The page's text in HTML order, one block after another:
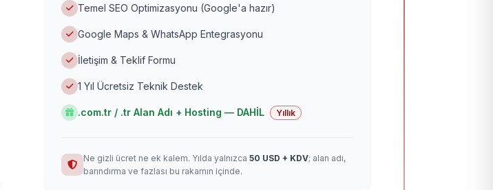
Temel SEO Optimizasyonu (Google'a hazır)
Google Maps & WhatsApp Entegrasyonu
İletişim & Teklif Formu
1 Yıl Ücretsiz Teknik Destek
.com.tr / .tr Alan Adı + Hosting — DAHİL Yıllık
Ne gizli ücret ne ek kalem. Yılda yalnızca 50 USD + KDV; alan adı,
barındırma ve fazlası bu rakamın içinde.